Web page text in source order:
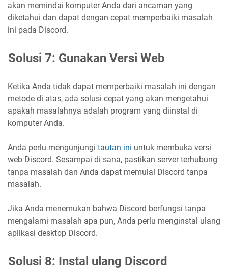
akan memindai komputer Anda dari ancaman yang
diketahui dan dapat dengan cepat memperbaiki masalah
ini pada Discord.
Solusi 7: Gunakan Versi Web
Ketika Anda tidak dapat memperbaiki masalah ini dengan
metode di atas, ada solusi cepat yang akan mengetahui
apakah masalahnya adalah program yang diinstal di
komputer Anda.
Anda perlu mengunjungi tautan ini untuk membuka versi
web Discord. Sesampai di sana, pastikan server terhubung
tanpa masalah dan Anda dapat memulai Discord tanpa
masalah.
Jika Anda menemukan bahwa Discord berfungsi tanpa
mengalami masalah apa pun, Anda perlu menginstal ulang
aplikasi desktop Discord.
Solusi 8: Instal ulang Discord